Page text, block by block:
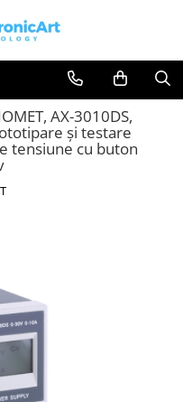
AX-3010DS,
și testare
tensiune cu buton